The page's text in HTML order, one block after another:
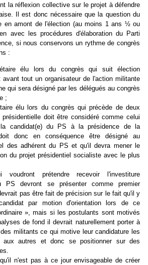
la réflexion collective sur le projet à défendre
Il est donc nécessaire que la question du
en amont de l'élection (au moins 1 ans ½ ou
avec les procédures d'élaboration du Parti
si nous conservons un rythme de congrès
:
élu lors du congrès qui suit élection
avant tout un organisateur de l'action militante
qui sera désigné par les délégués au congrès
;
élu lors du congrès qui précède de deux
présidentielle doit être considéré comme celui
candidat(e) du PS à la présidence de la
donc en conséquence être désigné au
des adhérent du PS et qu'il devra mener le
du projet présidentiel socialiste avec le plus
prétendre recevoir l'investiture
PS devront se présenter comme premier
pas être fait de précision sur le fait qu'il y
par motion d'orientation lors de ce
», mais si les postulants sont motivés
de fond il devrait naturellement porter à
militants ce qui motive leur candidature les
aux autres et donc se positionner sur des
n'est pas à ce jour envisageable de créer